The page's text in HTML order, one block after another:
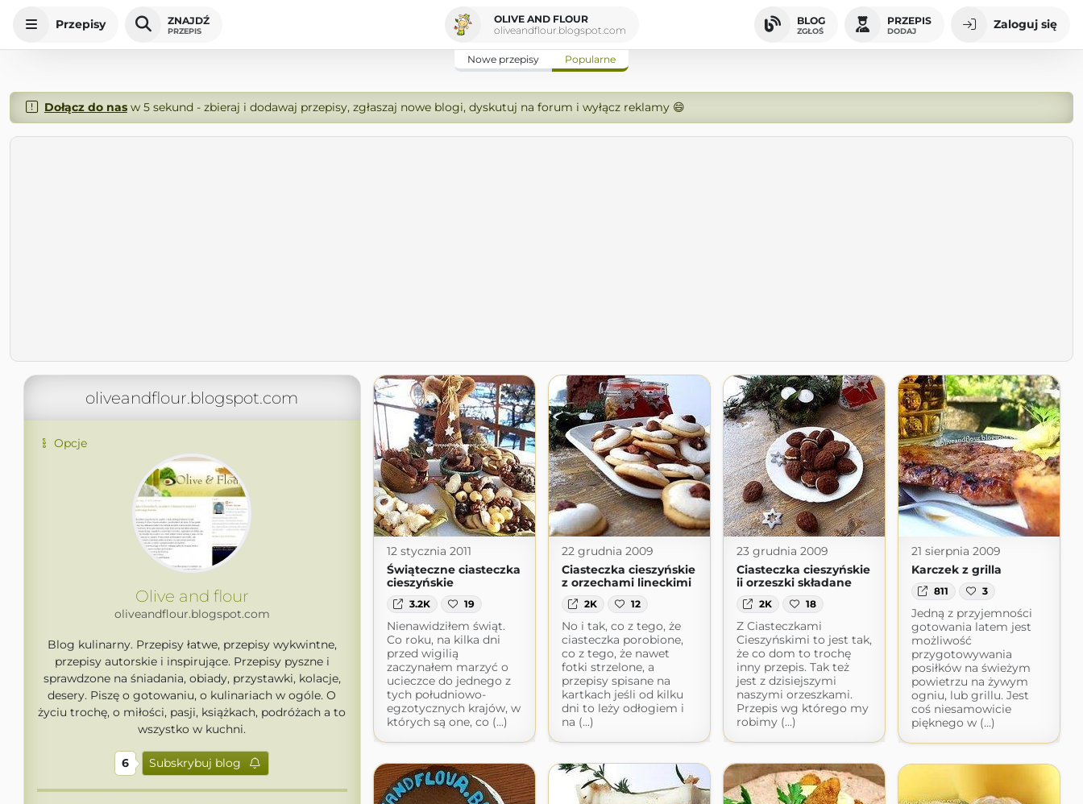
Przepisy ZNAJDŹ
PRZEPIS
OLIVE AND FLOUR
oliveandflour.blogspot.com
BLOG
ZGŁOŚ
PRZEPIS
DODAJ Zaloguj się
Nowe przepisy Popularne
Dołącz do nasw 5 sekund - zbieraj i dodawaj przepisy, zgłaszaj nowe blogi, dyskutuj na forum i wyłącz reklamy 😄
oliveandflour.blogspot.com
Opcje
Olive and flour
oliveandflour.blogspot.com
Blog kulinarny. Przepisy łatwe, przepisy wykwintne,
przepisy autorskie i inspirujące. Przepisy pyszne i
sprawdzone na śniadania, obiady, przystawki, kolacje,
desery. Piszę o gotowaniu, o kulinariach w ogóle. O
życiu trochę, o miłości, pasji, książkach, podróżach a to
wszystko w kuchni.
6 Subskrybuj blog
12 stycznia 2011
Świąteczne ciasteczka
cieszyńskie
3.2K 19
Nienawidziłem świąt.
Co roku, na kilka dni
przed wigilią
zaczynałem marzyć o
ucieczce do jednego z
tych południowo-
egzotycznych krajów, w
których są one, co (...)
22 grudnia 2009
Ciasteczka cieszyńskie
z orzechami lineckimi
2K 12
No i tak, co z tego, że
ciasteczka porobione,
co z tego, że nawet
fotki strzelone, a
przepisy spisane na
kartkach jeśli od kilku
dni to leży odłogiem i
na (...)
23 grudnia 2009
Ciasteczka cieszyńskie
ii orzeszki składane
2K 18
Z Ciasteczkami
Cieszyńskimi to jest tak,
że co dom to trochę
inny przepis. Tak też
jest z dzisiejszymi
naszymi orzeszkami.
Przepis wg którego my
robimy (...)
21 sierpnia 2009
Karczek z grilla
811 3
Jedną z przyjemności
gotowania latem jest
możliwość
przygotowywania
posiłków na świeżym
powietrzu na żywym
ogniu, lub grillu. Jest
coś niesamowicie
pięknego w (...)